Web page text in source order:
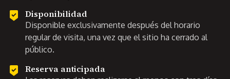
Disponibilidad
Disponible exclusivamente después del horario
regular de visita, una vez que el sitio ha cerrado al
público.
Reserva anticipada